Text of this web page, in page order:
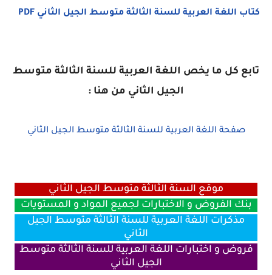
كتاب اللغة العربية للسنة الثالثة متوسط الجيل الثاني PDF
تابع كل ما يخص اللغة العربية للسنة الثالثة متوسط
الجيل الثاني من هنا :
صفحة اللغة العربية للسنة الثالثة متوسط الجيل الثاني
موقع السنة الثالثة متوسط الجيل الثاني
بنك الفروض و الاختبارات لجميع المواد و المستويات
مذكرات اللغة العربية للسنة الثالثة متوسط الجيل
الثاني
فروض و اختبارات اللغة العربية للسنة الثالثة متوسط
الجيل الثاني